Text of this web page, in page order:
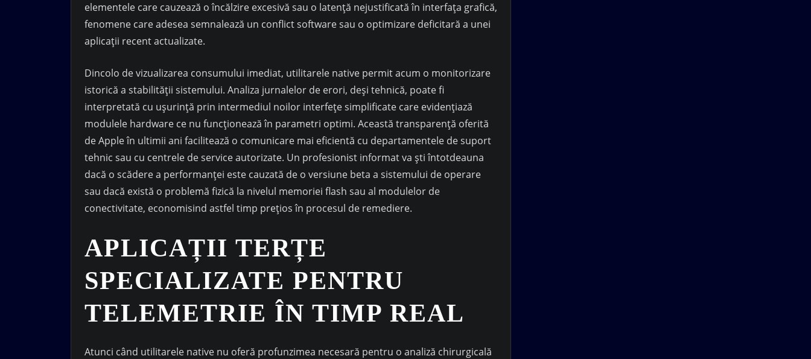
elementele care cauzează o încălzire excesivă sau o latență nejustificată în interfața grafică,
fenomene care adesea semnalează un conflict software sau o optimizare deficitară a unei
aplicații recent actualizate.
Dincolo de vizualizarea consumului imediat, utilitarele native permit acum o monitorizare
istorică a stabilității sistemului. Analiza jurnalelor de erori, deși tehnică, poate fi
interpretată cu ușurință prin intermediul noilor interfețe simplificate care evidențiază
modulele hardware ce nu funcționează în parametri optimi. Această transparență oferită
de Apple în ultimii ani facilitează o comunicare mai eficientă cu departamentele de suport
tehnic sau cu centrele de service autorizate. Un profesionist informat va ști întotdeauna
dacă o scădere a performanței este cauzată de o versiune beta a sistemului de operare
sau dacă există o problemă fizică la nivelul memoriei flash sau al modulelor de
conectivitate, economisind astfel timp prețios în procesul de remediere.
APLICAȚII TERȚE
SPECIALIZATE PENTRU
TELEMETRIE ÎN TIMP REAL
Atunci când utilitarele native nu oferă profunzimea necesară pentru o analiză chirurgicală